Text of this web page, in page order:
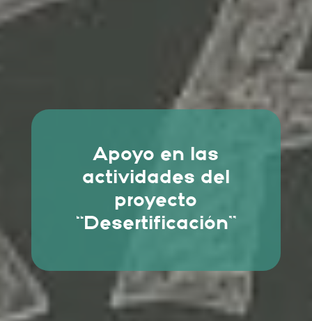
Apoyo en las
actividades del
proyecto
“Desertificación”